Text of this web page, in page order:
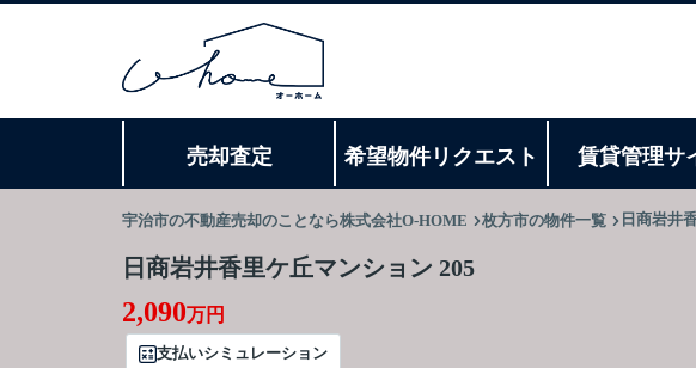
売却査定 希望物件リクエスト 賃貸管理サ
宇治市の不動産売却のことなら株式会社O-HOME 枚方市の物件一覧 日商岩井
日商岩井香里ケ丘マンション 205
2,090万円
支払いシミュレーション